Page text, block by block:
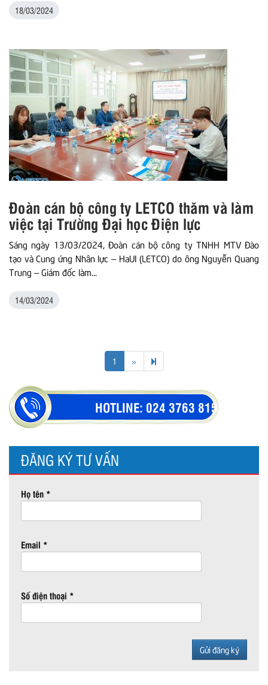
18/03/2024
Đoàn cán bộ công ty LETCO thăm và làm
việc tại Trường Đại học Điện lực
Sáng ngày 13/03/2024, Đoàn cán bộ công ty TNHH MTV Đào
tạo và Cung ứng Nhân lực – HaUI (LETCO) do ông Nguyễn Quang
Trung – Giám đốc làm...
14/03/2024
1 »Next
page
2
HOTLINE: 024 3763 8154
ĐĂNG KÝ TƯ VẤN
Họ tên *
Email *
Số điện thoại *